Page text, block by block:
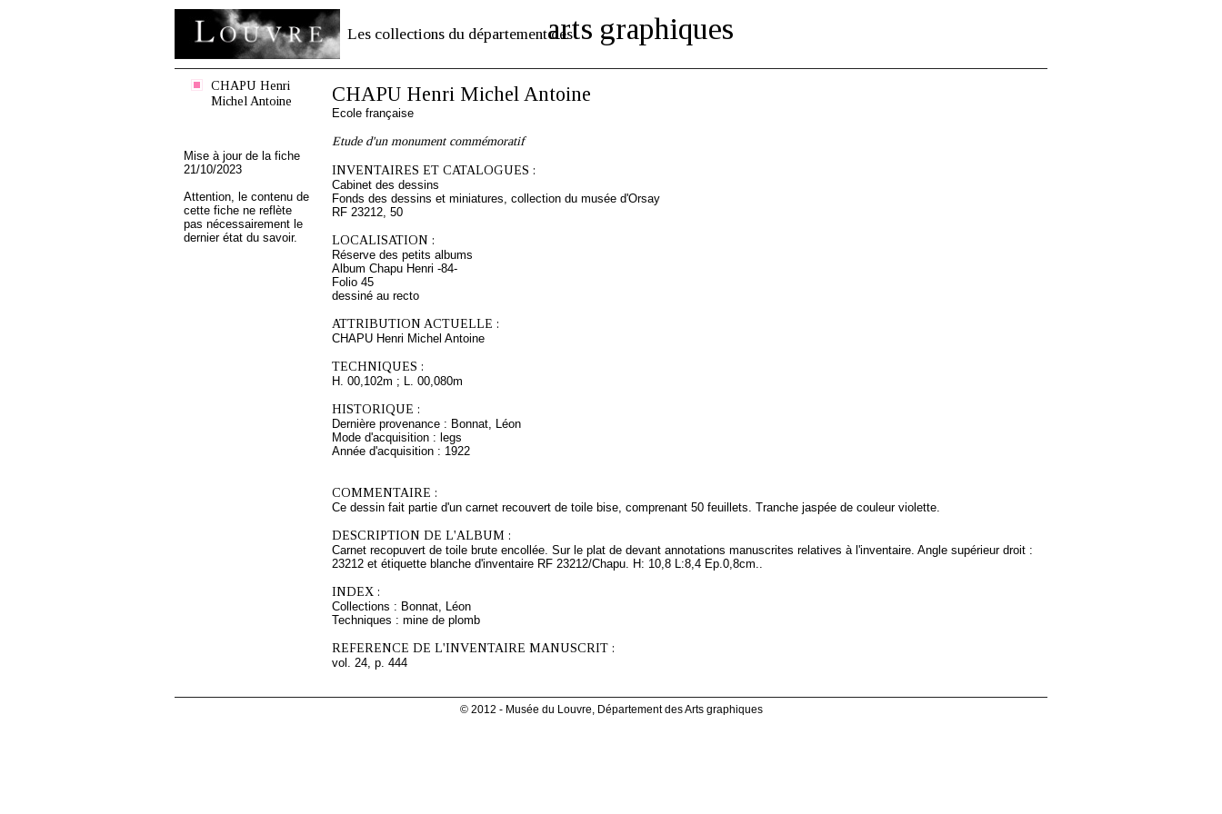
Les collections du département desarts graphiques
CHAPU Henri
Michel Antoine
Mise à jour de la fiche
21/10/2023
Attention, le contenu de
cette fiche ne reflète
pas nécessairement le
dernier état du savoir.
CHAPU Henri Michel Antoine
Ecole française
Etude d'un monument commémoratif
INVENTAIRES ET CATALOGUES :
Cabinet des dessins
Fonds des dessins et miniatures, collection du musée d'Orsay
RF 23212, 50
LOCALISATION :
Réserve des petits albums
Album Chapu Henri -84-
Folio 45
dessiné au recto
ATTRIBUTION ACTUELLE :
CHAPU Henri Michel Antoine
TECHNIQUES :
H. 00,102m ; L. 00,080m
HISTORIQUE :
Dernière provenance : Bonnat, Léon
Mode d'acquisition : legs
Année d'acquisition : 1922
COMMENTAIRE :
Ce dessin fait partie d'un carnet recouvert de toile bise, comprenant 50 feuillets. Tranche jaspée de couleur violette.
DESCRIPTION DE L'ALBUM :
Carnet recopuvert de toile brute encollée. Sur le plat de devant annotations manuscrites relatives à l'inventaire. Angle supérieur droit :
23212 et étiquette blanche d'inventaire RF 23212/Chapu. H: 10,8 L:8,4 Ep.0,8cm..
INDEX :
Collections : Bonnat, Léon
Techniques : mine de plomb
REFERENCE DE L'INVENTAIRE MANUSCRIT :
vol. 24, p. 444
© 2012 - Musée du Louvre, Département des Arts graphiques